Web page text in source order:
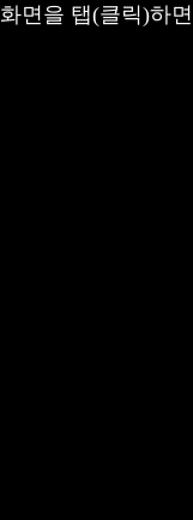
화면을 탭(클릭)하